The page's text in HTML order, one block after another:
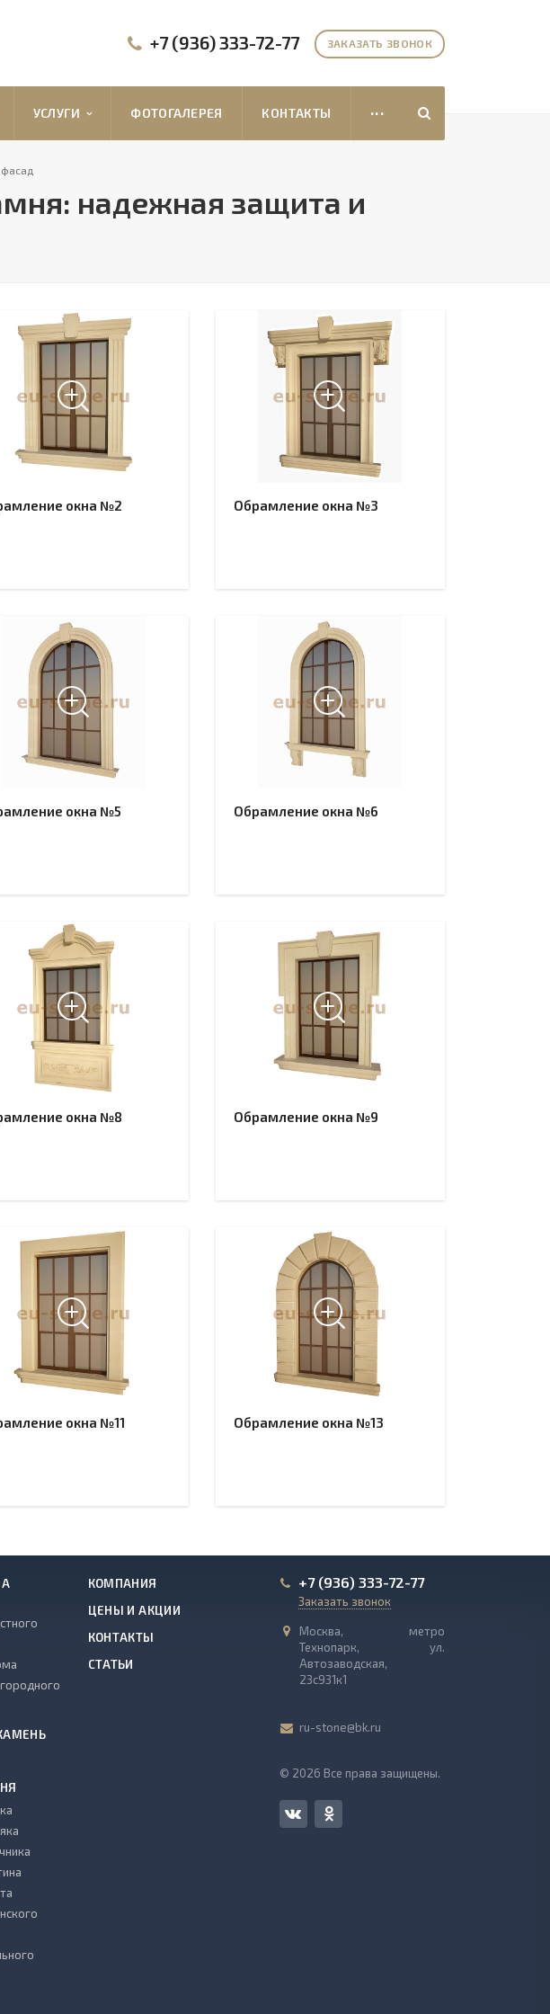
ЗАКАЗАТЬ ЗВОНОК
+7 (936) 333-72-77
УСЛУГИ ФОТОГАЛЕРЕЯ КОНТАКТЫ ...
надежная защита и
окна №2 Обрамление окна №3
окна №5 Обрамление окна №6
окна №8 Обрамление окна №9
окна №11 Обрамление окна №13
КОМПАНИЯ
ЦЕНЫ И АКЦИИ
КОНТАКТЫ
СТАТЬИ
+7 (936) 333-72-77
Заказать звонок
Москва, метро
Технопарк, ул.
Автозаводская,
23с931к1
ru-stone@bk.ru
© 2026 Все права защищены.